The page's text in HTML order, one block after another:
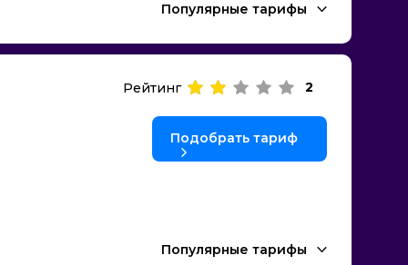
Популярные тарифы
Рейтинг 2
Подобрать тариф
Популярные тарифы